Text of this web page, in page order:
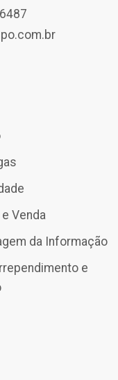
Venda
da Informação
e